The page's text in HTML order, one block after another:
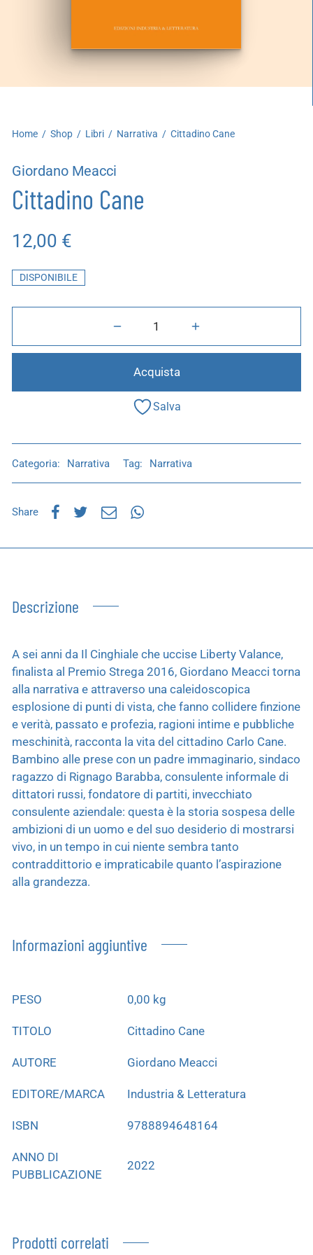
Home / Shop / Libri / Narrativa / Cittadino Cane
Giordano Meacci
Cittadino Cane
12,00 €
DISPONIBILE
Acquista
Salva
Categoria: Narrativa Tag: Narrativa
Share
Descrizione
A sei anni da Il Cinghiale che uccise Liberty Valance,
finalista al Premio Strega 2016, Giordano Meacci torna
alla narrativa e attraverso una caleidoscopica
esplosione di punti di vista, che fanno collidere finzione
e verità, passato e profezia, ragioni intime e pubbliche
meschinità, racconta la vita del cittadino Carlo Cane.
Bambino alle prese con un padre immaginario, sindaco
ragazzo di Rignago Barabba, consulente informale di
dittatori russi, fondatore di partiti, invecchiato
consulente aziendale: questa è la storia sospesa delle
ambizioni di un uomo e del suo desiderio di mostrarsi
vivo, in un tempo in cui niente sembra tanto
contraddittorio e impraticabile quanto l’aspirazione
alla grandezza.
Informazioni aggiuntive
PESO 0,00 kg
TITOLO Cittadino Cane
AUTORE Giordano Meacci
EDITORE/MARCA Industria & Letteratura
ISBN 9788894648164
ANNO DI
PUBBLICAZIONE
2022
Prodotti correlati